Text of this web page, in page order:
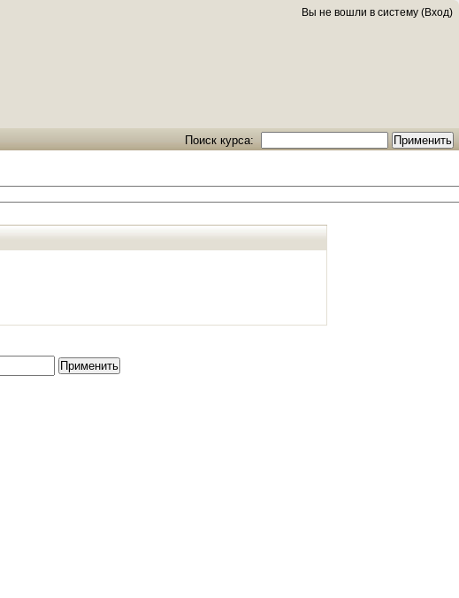
Вы не вошли в систему (Вход)
Поиск курса: